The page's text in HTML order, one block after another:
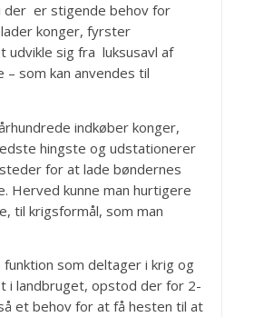
der er stigende behov for
konger, fyrster
udvikle sig fra luksusavl af
som kan anvendes til
indkøber konger,
hingste og udstationerer
for at lade bøndernes
Herved kunne man hurtigere
til krigsformål, som man
som deltager i krig og
i landbruget, opstod der for 2-
et behov for at få hesten til at